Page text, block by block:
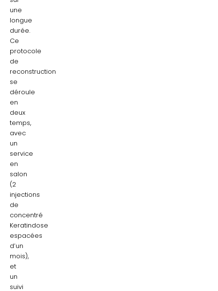
une
longue
durée.
Ce
protocole
de
reconstruction
se
déroule
en
deux
temps,
avec
un
service
en
salon
(2
injections
de
concentré
Keratindose
espacées
d’un
mois),
et
un
suivi